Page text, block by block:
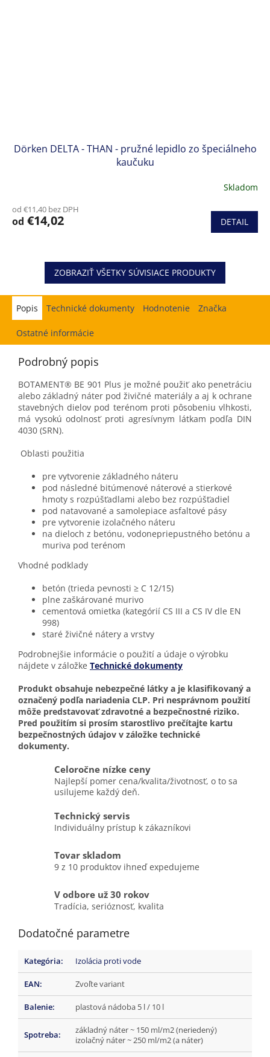
Dörken DELTA - THAN - pružné lepidlo zo špeciálneho
kaučuku
Skladom
od €11,40 bez DPH
od €14,02 DETAIL
ZOBRAZIŤ VŠETKY SÚVISIACE PRODUKTY
Popis Hodnotenie Značka
Ostatné informácie
Podrobný popis
BOTAMENT® BE 901 Plus je možné použiť ako penetráciu
alebo základný náter pod živičné materiály a aj k ochrane
stavebných dielov pod terénom proti pôsobeniu vlhkosti,
má vysokú odolnosť proti agresívnym látkam podľa DIN
4030 (SRN).
Oblasti použitia
pre vytvorenie základného náteru
pod následné bitúmenové náterové a stierkové
hmoty s rozpúšťadlami alebo bez rozpúšťadiel
pod natavované a samolepiace asfaltové pásy
pre vytvorenie izolačného náteru
na dieloch z betónu, vodonepriepustného betónu a
muriva pod terénom
Vhodné podklady
betón (trieda pevnosti ≥ C 12/15)
plne zaškárované murivo
cementová omietka (kategórií CS III a CS IV dle EN
998)
staré živičné nátery a vrstvy
Podrobnejšie informácie o použití a údaje o výrobku
nájdete v záložke Technické dokumenty
Produkt obsahuje nebezpečné látky a je klasifikovaný a
označený podľa nariadenia CLP. Pri nesprávnom použití
môže predstavovať zdravotné a bezpečnostné riziko.
Pred použitím si prosím starostlivo prečítajte kartu
bezpečnostných údajov v záložke technické
dokumenty.
Celoročne nízke ceny
Najlepší pomer cena/kvalita/životnosť, o to sa
usilujeme každý deň.
Technický servis
Individuálny prístup k zákazníkovi
Tovar skladom
9 z 10 produktov ihneď expedujeme
V odbore už 30 rokov
Tradícia, serióznosť, kvalita
Dodatočné parametre
Kategória: Izolácia proti vode
EAN: Zvoľte variant
Balenie: plastová nádoba 5 l / 10 l
Spotreba:
základný náter ~ 150 ml/m2 (neriedený)
izolačný náter ~ 250 ml/m2 (a náter)